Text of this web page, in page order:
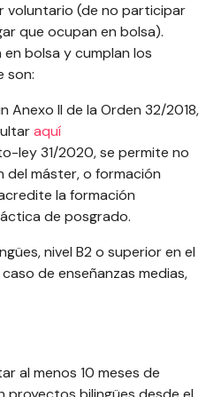
voluntario (de no participar
que ocupan en bolsa).
bolsa y cumplan los
son:
Anexo II de la Orden 32/2018,
aquí
ley 31/2020, se permite no
del máster, o formación
la formación
de posgrado.
nivel B2 o superior en el
de enseñanzas medias,
al menos 10 meses de